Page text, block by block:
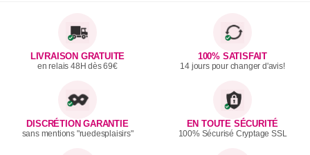
LIVRAISON GRATUITE
en relais 48H dès 69€
100% SATISFAIT
14 jours pour changer d'avis!
DISCRÉTION GARANTIE
sans mentions "ruedesplaisirs"
EN TOUTE SÉCURITÉ
100% Sécurisé Cryptage SSL